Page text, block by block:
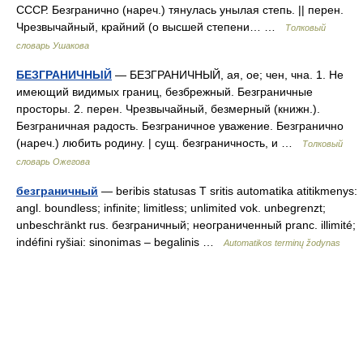
СССР. Безгранично (нареч.) тянулась унылая степь. || перен.
Чрезвычайный, крайний (о высшей степени… …
Толковый
словарь Ушакова
БЕЗГРАНИЧНЫЙ — БЕЗГРАНИЧНЫЙ, ая, ое; чен, чна. 1. Не
имеющий видимых границ, безбрежный. Безграничные
просторы. 2. перен. Чрезвычайный, безмерный (книжн.).
Безграничная радость. Безграничное уважение. Безгранично
(нареч.) любить родину. | сущ. безграничность, и …
Толковый
словарь Ожегова
безграничный — beribis statusas T sritis automatika atitikmenys:
angl. boundless; infinite; limitless; unlimited vok. unbegrenzt;
unbeschränkt rus. безграничный; неограничeнный pranc. illimité;
indéfini ryšiai: sinonimas – begalinis …
Automatikos terminų žodynas